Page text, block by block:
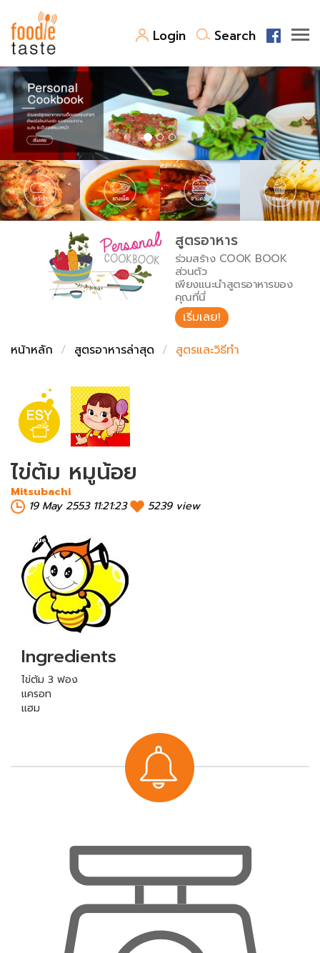
Login Search
สูตรอาหาร
สูตรอาหารล่าสุด
Top Foodie
พาไปชิม
สารพันก้นครัว
เคล็ดลับน่ารู้
เปรียบเทียบหน่วยการตวง
เปรียบเทียบอุณหภูมิ
เปรียบเทียบน้ำหนักวัตถุดิบ
FoodPedia
สร้าง Cookbook
สูตรอาหาร
ร่วมสร้าง COOK BOOK
ส่วนตัว
เพียงแนะนำสูตรอาหารของ
คุณที่นี่
เริ่มเลย!
หน้าหลัก
สูตรอาหารล่าสุด สูตรและวิธีทำ
ไข่ต้ม หมูน้อย
Mitsubachi
19 May 2553 11:21:23
5239 view
Ingredients
ไข่ต้ม 3 ฟอง
แครอท
แฮม